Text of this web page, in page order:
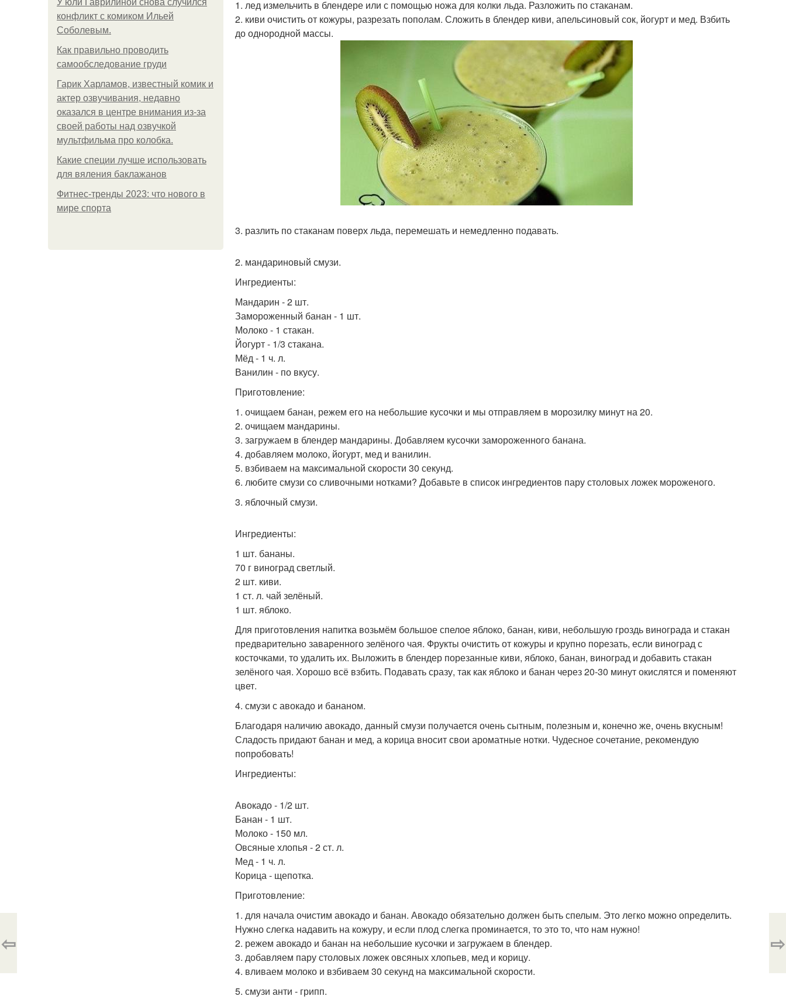
У юли Гаврилиной снова случился
конфликт с комиком Ильей
Соболевым.
Как правильно проводить
самообследование груди
Гарик Харламов, известный комик и
актер озвучивания, недавно
оказался в центре внимания из-за
своей работы над озвучкой
мультфильма про колобка.
Какие специи лучше использовать
для вяления баклажанов
Фитнес-тренды 2023: что нового в
мире спорта
1. лед измельчить в блендере или с помощью ножа для колки льда. Разложить по стаканам.
2. киви очистить от кожуры, разрезать пополам. Сложить в блендер киви, апельсиновый сок, йогурт и мед. Взбить
до однородной массы.
3. разлить по стаканам поверх льда, перемешать и немедленно подавать.
2. мандариновый смузи.
Ингредиенты:
Мандарин - 2 шт.
Замороженный банан - 1 шт.
Молоко - 1 стакан.
Йогурт - 1/3 стакана.
Мёд - 1 ч. л.
Ванилин - по вкусу.
Приготовление:
1. очищаем банан, режем его на небольшие кусочки и мы отправляем в морозилку минут на 20.
2. очищаем мандарины.
3. загружаем в блендер мандарины. Добавляем кусочки замороженного банана.
4. добавляем молоко, йогурт, мед и ванилин.
5. взбиваем на максимальной скорости 30 секунд.
6. любите смузи со сливочными нотками? Добавьте в список ингредиентов пару столовых ложек мороженого.
3. яблочный смузи.
Ингредиенты:
1 шт. бананы.
70 г виноград светлый.
2 шт. киви.
1 ст. л. чай зелёный.
1 шт. яблоко.
Для приготовления напитка возьмём большое спелое яблоко, банан, киви, небольшую гроздь винограда и стакан
предварительно заваренного зелёного чая. Фрукты очистить от кожуры и крупно порезать, если виноград с
косточками, то удалить их. Выложить в блендер порезанные киви, яблоко, банан, виноград и добавить стакан
зелёного чая. Хорошо всё взбить. Подавать сразу, так как яблоко и банан через 20-30 минут окислятся и поменяют
цвет.
4. смузи с авокадо и бананом.
Благодаря наличию авокадо, данный смузи получается очень сытным, полезным и, конечно же, очень вкусным!
Сладость придают банан и мед, а корица вносит свои ароматные нотки. Чудесное сочетание, рекомендую
попробовать!
Ингредиенты:
Авокадо - 1/2 шт.
Банан - 1 шт.
Молоко - 150 мл.
Овсяные хлопья - 2 ст. л.
Мед - 1 ч. л.
Корица - щепотка.
Приготовление:
1. для начала очистим авокадо и банан. Авокадо обязательно должен быть спелым. Это легко можно определить.
Нужно слегка надавить на кожуру, и если плод слегка проминается, то это то, что нам нужно!
2. режем авокадо и банан на небольшие кусочки и загружаем в блендер.
3. добавляем пару столовых ложек овсяных хлопьев, мед и корицу.
4. вливаем молоко и взбиваем 30 секунд на максимальной скорости.
5. смузи анти - грипп.
⇦ ⇨